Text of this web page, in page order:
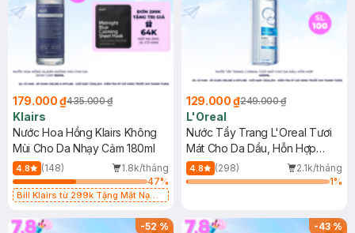
179.000 ₫435.000 ₫
Klairs
Nước Hoa Hồng Klairs Không
Mùi Cho Da Nhạy Cảm 180ml
4.8 (148)
1.8k/tháng
47%
Bill Klairs từ 299k Tặng Mặt Nạ
25ml (SL Có Hạn)
129.000 ₫249.000 ₫
L'Oreal
Nước Tẩy Trang L'Oreal Tươi
Mát Cho Da Dầu, Hỗn Hợp
400ml
4.8 (298)
2.1k/tháng
1%
-52% -43%